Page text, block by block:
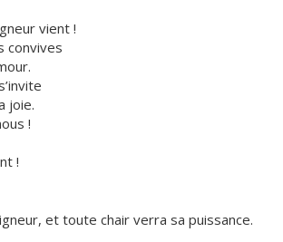
vient !
convives
joie.
!
!
et toute chair verra sa puissance.